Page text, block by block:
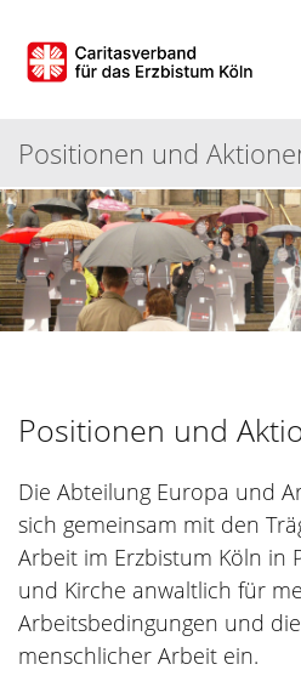
Positionen und
Positionen und
Die Abteilung Europa und
sich gemeinsam mit den
Arbeit im Erzbistum Köln in
und Kirche anwaltlich für
Arbeitsbedingungen und
menschlicher Arbeit ein.